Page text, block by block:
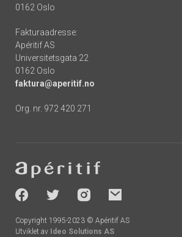
0162 Oslo
Fakturaadresse:
Apéritif AS
Universitetsgata 22
0162 Oslo
faktura@aperitif.no
Org. nr. 972 420 271
-
socials
Copyright 1995-2023 © Apéritif AS
Utviklet av Ideo Solutions AS